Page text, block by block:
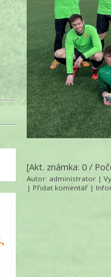
[Akt. známka: 0 /
Autor: administrator |
| Přidat komentář |